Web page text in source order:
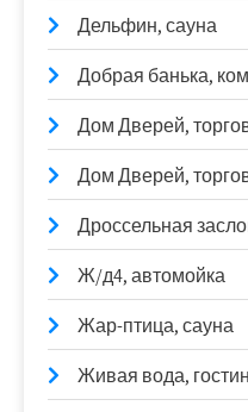
Дельфин, сауна
Добрая банька,
Дом Дверей,
Дом Дверей,
Дроссельная
Ж/д4, автомойка
Жар-птица, сауна
Живая вода,